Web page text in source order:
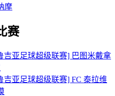
摩
赛
吉亚足球超级联赛] 巴图米戴拿
吉亚足球超级联赛] FC 泰拉维